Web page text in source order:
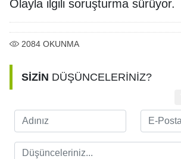
Olayla ilgili soruşturma sürüyor.
2084 OKUNMA
SİZİN DÜŞÜNCELERİNİZ?